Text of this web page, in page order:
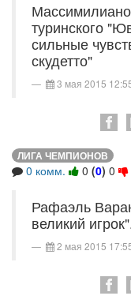
туринского
сильные
скудетто"
3 мая 2015
ЛИГА ЧЕМПИОНОВ
0 комм. 0 (0) 0
Рафаэль
великий
2 мая 2015